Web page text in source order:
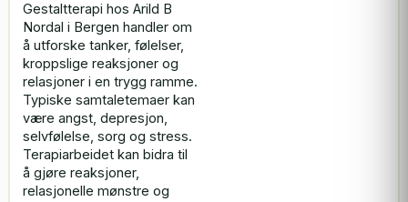
Gestaltterapi hos Arild B
Nordal i Bergen handler om
å utforske tanker, følelser,
kroppslige reaksjoner og
relasjoner i en trygg ramme.
Typiske samtaletemaer kan
være angst, depresjon,
selvfølelse, sorg og stress.
Terapiarbeidet kan bidra til
å gjøre reaksjoner,
relasjonelle mønstre og